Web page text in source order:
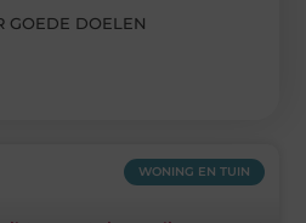
GOEDE DOELEN
WONING EN TUIN